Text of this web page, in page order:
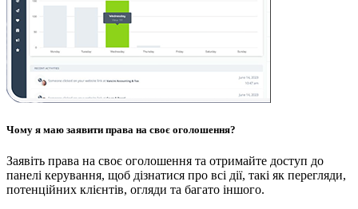
Чому я маю заявити права на своє оголошення?
Заявіть права на своє оголошення та отримайте доступ до
панелі керування, щоб дізнатися про всі дії, такі як перегляди,
потенційних клієнтів, огляди та багато іншого.